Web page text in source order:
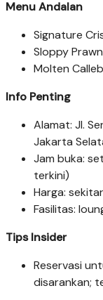
Menu Andalan
Signature
Sloppy
Molten
Info Penting
Alamat: Jl.
Jakarta
Jam buka:
terkini)
Harga:
Fasilitas:
Tips Insider
Reservasi
disarankan;